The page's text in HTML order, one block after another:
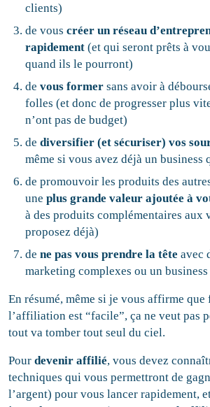
clients)
de vouscréer un réseau
rapidement (et qui seront prêts à
quand ils le pourront)
devous formersans avoir à
folles (et donc de progresser plus
n’ont pas de budget)
dediversifier (et sécuriser) vos
même si vous avez déjà un business
de promouvoir les produits des
une plus grande valeur ajoutée à
à des produits complémentaires aux
proposez déjà)
dene pas vous prendre la tête avec
marketing complexes ou un
En résumé, même si je vous affirme que
l’affiliation est “facile”, ça ne veut pas
tout va tomber tout seul du ciel.
Pourdevenir affilié, vous devez
techniques qui vous permettront de
l’argent) pour vous lancer rapidement,